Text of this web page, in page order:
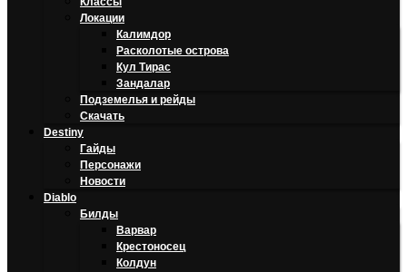
Локации
Калимдор
Расколотые острова
Кул Тирас
Зандалар
Подземелья и рейды
Скачать
Destiny
Гайды
Персонажи
Новости
Diablo
Билды
Варвар
Крестоносец
Колдун